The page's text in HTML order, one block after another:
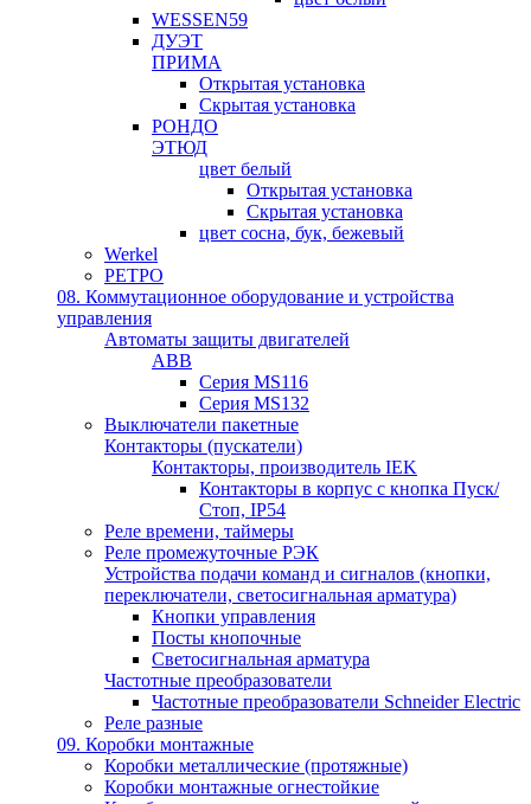
WESSEN59
ДУЭТ
ПРИМА
Открытая установка
Скрытая установка
РОНДО
ЭТЮД
цвет белый
Открытая установка
Скрытая установка
цвет сосна, бук, бежевый
Werkel
РЕТРО
08. Коммутационное оборудование и устройства
управления
Автоматы защиты двигателей
ABB
Серия MS116
Серия MS132
Выключатели пакетные
Контакторы (пускатели)
Контакторы, производитель IEK
Контакторы в корпус с кнопка Пуск/
Стоп, IP54
Реле времени, таймеры
Реле промежуточные РЭК
Устройства подачи команд и сигналов (кнопки,
переключатели, светосигнальная арматура)
Кнопки управления
Посты кнопочные
Светосигнальная арматура
Частотные преобразователи
Частотные преобразователи Schneider Electric
Реле разные
09. Коробки монтажные
Коробки металлические (протяжные)
Коробки монтажные огнестойкие